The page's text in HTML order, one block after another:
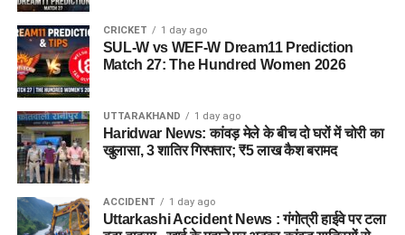
संभावनाएं देखी जा रही हैं। विभाग यह जांच कर रहा है कि वहां की जमीन
और परिस्थितियां आलंबन गांव के निर्माण के लिए उपयुक्त हैं या नहीं।
महिलाओं और बच्चों को मिलेगा नया जीवन
आलंबन गांव की यह योजना सिर्फ एक नया भवन या परिसर तैयार करने की
कवायद नहीं है, बल्कि नारी निकेतन में रहने वाली महिलाओं और बच्चों के
प्रति सोच में बदलाव की कोशिश भी है।
अगर यह योजना धरातल पर उतरती है तो संस्थागत जीवन की जगह उन्हें
CRICKET 1 day ago
SUL-W vs WEF-W Dream11 Prediction
Match 27: The Hundred Women 2026
UTTARAKHAND 1 day ago
Haridwar News: कांवड़ मेले के बीच दो घरों में चोरी का
खुलासा, 3 शातिर गिरफ्तार; ₹5 लाख कैश बरामद
ACCIDENT 1 day ago
Uttarkashi Accident News : गंगोत्री हाईवे पर टला